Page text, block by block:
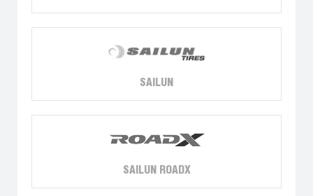
SAILUN
SAILUN ROADX